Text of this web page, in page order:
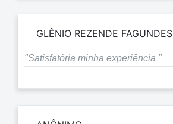
GLÊNIO REZENDE FAGUNDES
"Satisfatória minha experiência "